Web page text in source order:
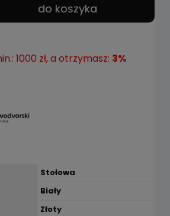
do koszyka
1000 zł, a otrzymasz: 3%
Stołowa
Biały
Złoty